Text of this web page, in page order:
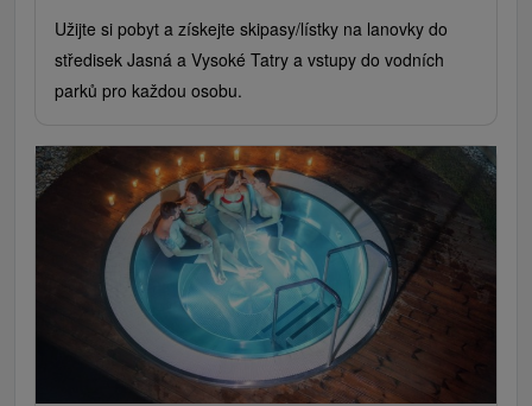
Užijte si pobyt a získejte skipasy/lístky na lanovky do
středisek Jasná a Vysoké Tatry a vstupy do vodních
parků pro každou osobu.